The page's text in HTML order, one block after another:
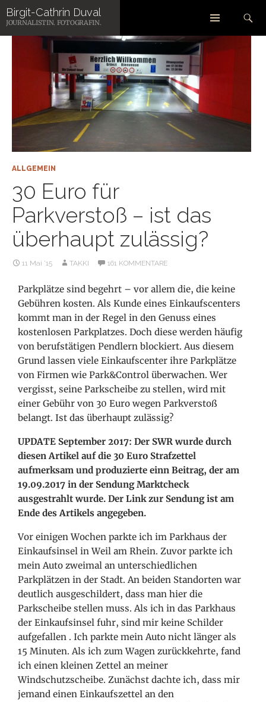
Zum
Inhalt
springen
Suchen
ALLGEMEIN
30 Euro für
Parkverstoß – ist das
überhaupt zulässig?
11 Mai ’15 TAKKI 161 KOMMENTARE
Parkplätze sind begehrt – vor allem die, die keine
Gebühren kosten. Als Kunde eines Einkaufscenters
kommt man in der Regel in den Genuss eines
kostenlosen Parkplatzes. Doch diese werden häufig
von berufstätigen Pendlern blockiert. Aus diesem
Grund lassen viele Einkaufscenter ihre Parkplätze
von Firmen wie Park&Control überwachen. Wer
vergisst, seine Parkscheibe zu stellen, wird mit
einer Gebühr von 30 Euro wegen Parkverstoß
belangt. Ist das überhaupt zulässig?
UPDATE September 2017: Der SWR wurde durch
diesen Artikel auf die 30 Euro Strafzettel
aufmerksam und produzierte einn Beitrag, der am
19.09.2017 in der Sendung Marktcheck
ausgestrahlt wurde. Der Link zur Sendung ist am
Ende des Artikels angegeben.
Vor einigen Wochen parkte ich im Parkhaus der
Einkaufsinsel in Weil am Rhein. Zuvor parkte ich
mein Auto zweimal an unterschiedlichen
Parkplätzen in der Stadt. An beiden Standorten war
deutlich ausgeschildert, dass man hier die
Parkscheibe stellen muss. Als ich in das Parkhaus
der Einkaufsinsel fuhr, sind mir keine Schilder
aufgefallen . Ich parkte mein Auto nicht länger als
15 Minuten. Als ich zum Wagen zurückkehrte, fand
ich einen kleinen Zettel an meiner
Windschutzscheibe. Zunächst dachte ich, dass mir
jemand einen Einkaufszettel an den
Birgit-Cathrin Duval
JOURNALISTIN. FOTOGRAFIN.